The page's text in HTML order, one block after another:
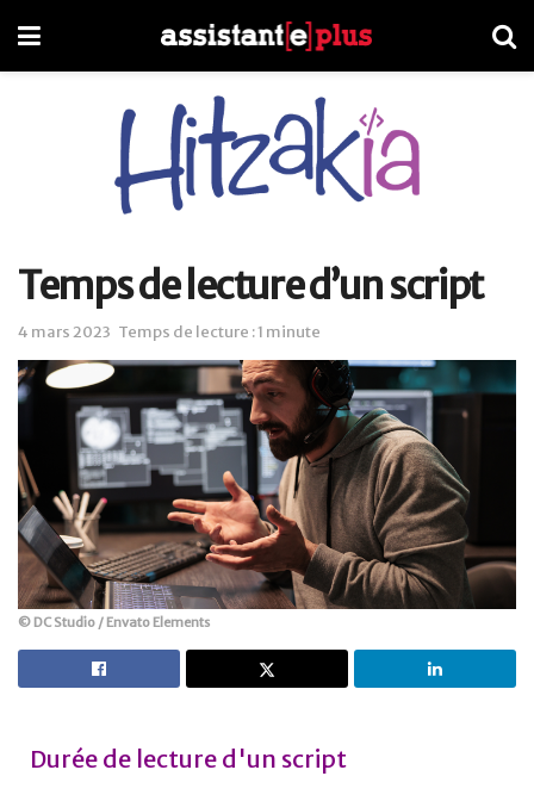
Temps de lecture d’un script
4 mars 2023 Temps de lecture : 1 minute
© DC Studio / Envato Elements
Durée de lecture d'un script